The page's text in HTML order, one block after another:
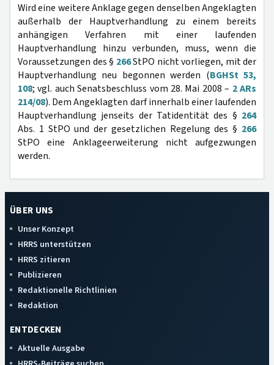
Wird eine weitere Anklage gegen denselben Angeklagten
außerhalb der Hauptverhandlung zu einem bereits
anhängigen Verfahren mit einer laufenden
Hauptverhandlung hinzu verbunden, muss, wenn die
Voraussetzungen des § 266StPO nicht vorliegen, mit der
Hauptverhandlung neu begonnen werden (BGHSt 53,
108; vgl. auch Senatsbeschluss vom 28. Mai 2008 – 2 ARs
214/08). Dem Angeklagten darf innerhalb einer laufenden
Hauptverhandlung jenseits der Tatidentität des § 264
Abs. 1 StPO und der gesetzlichen Regelung des § 266
StPO eine Anklageerweiterung nicht aufgezwungen
werden.
ÜBER UNS
Unser Konzept
HRRS unterstützen
HRRS zitieren
Publizieren
Redaktionelle Richtlinien
Redaktion
ENTDECKEN
Aktuelle Ausgabe